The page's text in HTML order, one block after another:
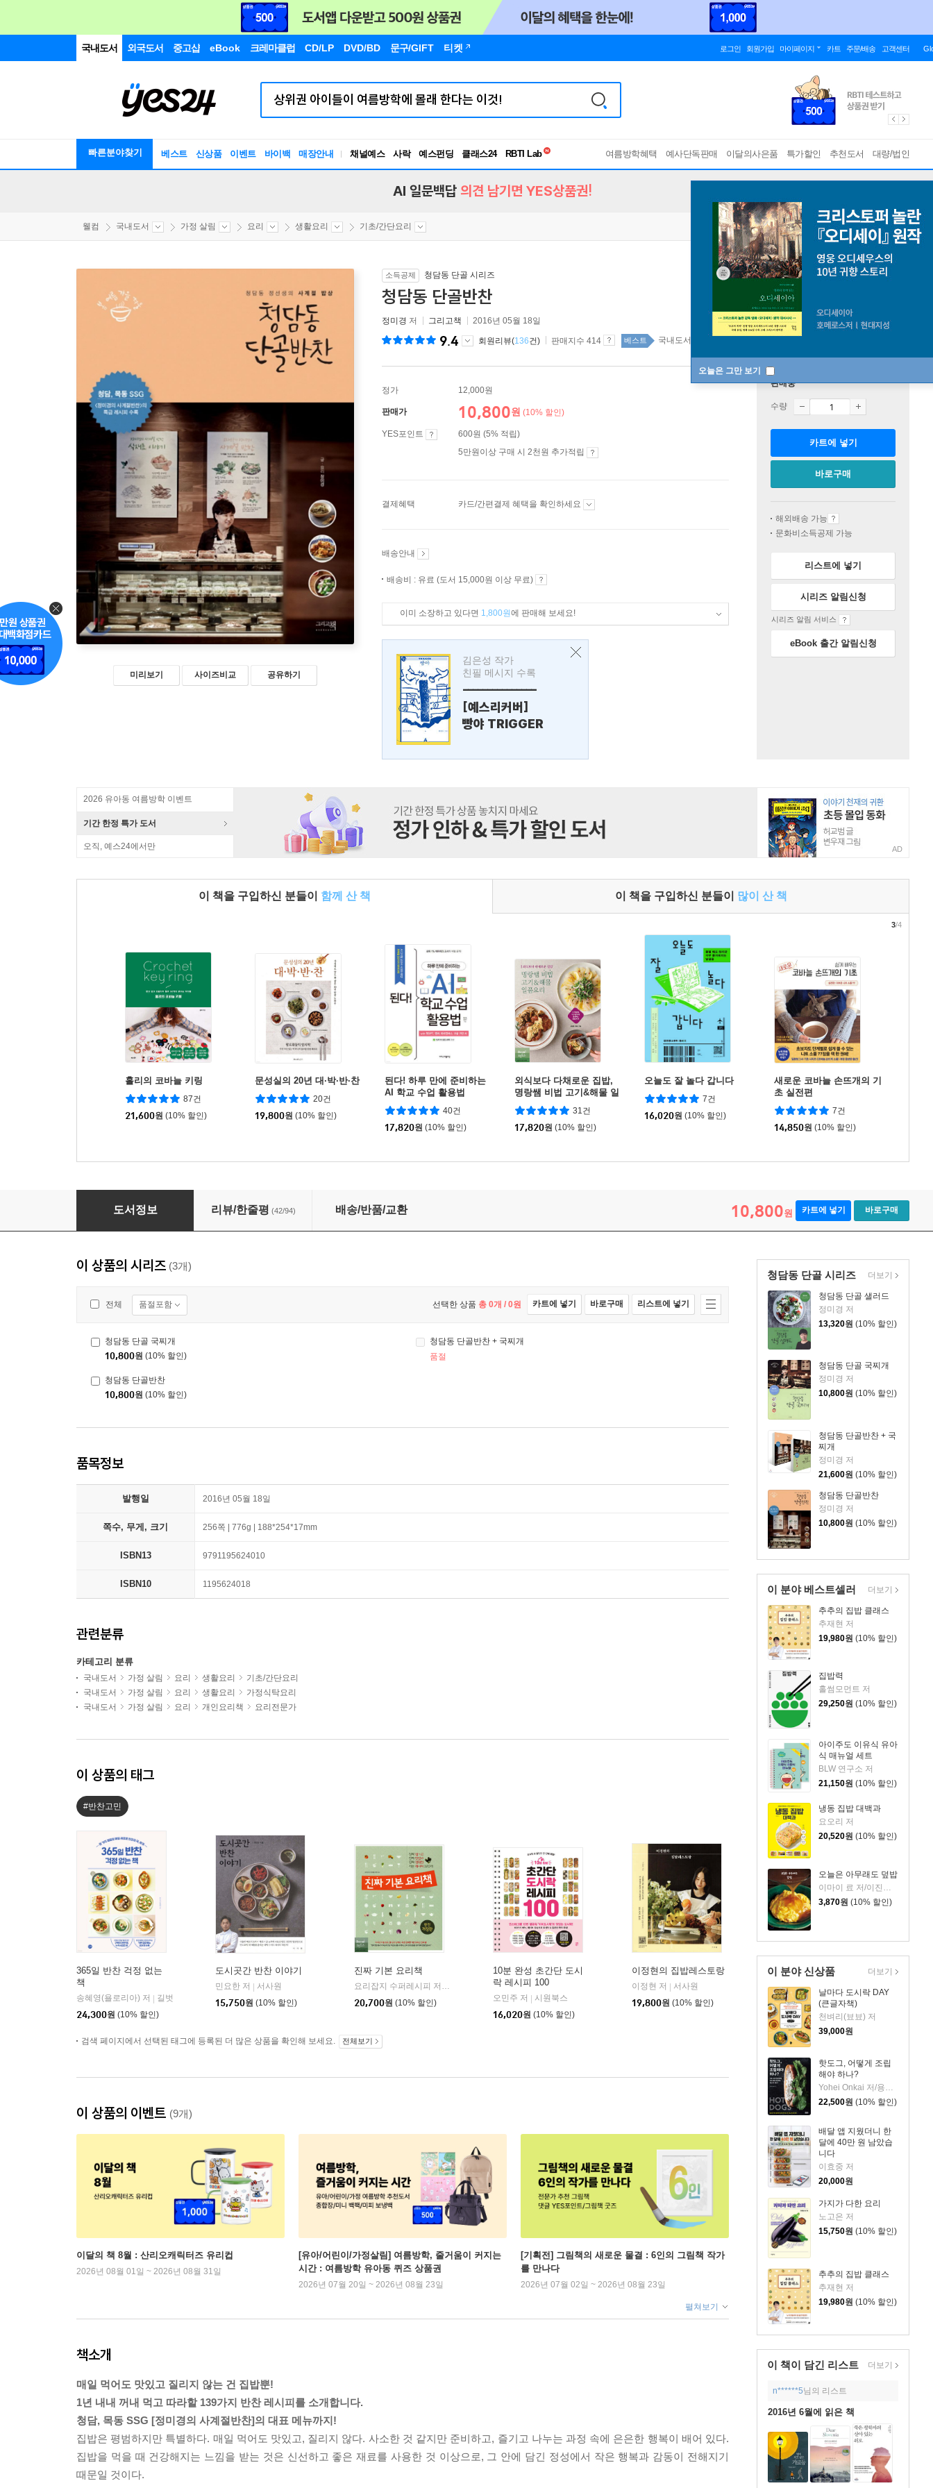
국내도서 외국도서 중고샵 eBook 크레마클럽 CD/LP DVD/BD 문구/GIFT 티켓 로그인 회원가입 마이페이지 카트 주문/배송 고객센터
빠른분야찾기 베스트 신상품 이벤트 바이백 매장안내 채널예스 사락 예스펀딩 클래스24
독서유형검사
여름방학혜택 예사단독판매 이달의사은품 특가할인 추천도서 대량/법인
오늘은 그만 보기
AI 일문백답 의견 남기면 YES상품권!
웰컴 국내도서 가정 살림 요리 생활요리 기초/간단요리
미리보기 사이즈비교 공유하기
소득공제 청담동 단골 시리즈
청담동 단골반찬
정미경 저 그리고책 2016년 05월 18일
9.4 회원리뷰(136건) 판매지수 414 베스트 국내도서 top100 1주
정가 12,000원
판매가 10,800원 (10% 할인)
YES포인트
600원 (5% 적립)
5만원이상 구매 시 2천원 추가적립
결제혜택 카드/간편결제 혜택을 확인하세요
배송안내
배송비 : 유료 (도서 15,000원 이상 무료)
이미 소장하고 있다면 1,800원에 판매해 보세요!
김은성 작가
친필 메시지 수록
---------------
[예스리커버]
빵야 TRIGGER
판매중
수량
카트에 넣기
바로구매
해외배송 가능
문화비소득공제 가능
리스트에 넣기
시리즈 알림신청
시리즈 알림 서비스
eBook 출간 알림신청
2026 유아동 여름방학 이벤트
기간 한정 특가 도서
오직, 예스24에서만 AD
이 책을 구입하신 분들이 함께 산 책 이 책을 구입하신 분들이 많이 산 책
홀리의 코바늘 키링
87건
21,600원 (10% 할인)
문성실의 20년 대·박·반·찬
20건
19,800원 (10% 할인)
된다! 하루 만에 준비하는
AI 학교 수업 활용법
40건
17,820원 (10% 할인)
외식보다 다채로운 집밥,
명랑쌤 비법 고기&해물 일
품요리
31건
17,820원 (10% 할인)
오늘도 잘 놀다 갑니다
7건
16,020원 (10% 할인)
새로운 코바늘 손뜨개의 기
초 실전편
7건
14,850원 (10% 할인)
3/4
청담동 단골반찬
도서정보 리뷰/한줄평 (42/94) 배송/반품/교환 10,800원 카트에 넣기 바로구매
청담동 단골 시리즈
청담동 단골 샐러드
정미경 저
13,320원 (10% 할인)
청담동 단골 국찌개
정미경 저
10,800원 (10% 할인)
청담동 단골반찬 + 국
찌개
정미경 저
21,600원 (10% 할인)
청담동 단골반찬
정미경 저
10,800원 (10% 할인)
더보기
이 분야 베스트셀러
추추의 집밥 클래스
추재현 저
19,980원 (10% 할인)
집밥력
홀썸모먼트 저
29,250원 (10% 할인)
아이주도 이유식 유아
식 매뉴얼 세트
BLW 연구소 저
21,150원 (10% 할인)
냉동 집밥 대백과
요오리 저
20,520원 (10% 할인)
오늘은 아무래도 덮밥
이마이 료 저/이진숙 역
3,870원 (10% 할인)
더보기
이 분야 신상품
날마다 도시락 DAY
(큰글자책)
천벼리(뵤뵤) 저
39,000원
핫도그, 어떻게 조립
해야 하나?
22,500원 (10% 할인)
배달 앱 지웠더니 한
달에 40만 원 남았습
니다
이효중 저
20,000원
가지가 다한 요리
노고은 저
15,750원 (10% 할인)
추추의 집밥 클래스
추재현 저
19,980원 (10% 할인)
더보기
이 책이 담긴 리스트 더보기
n******5님의 리스트
2016년 6월에 읽은 책
이 상품의 시리즈 (3개)
전체 품절포함 선택한 상품 총 0개 / 0원 카트에 넣기 바로구매 리스트에 넣기
청담동 단골 국찌개
10,800원 (10% 할인)
청담동 단골반찬 + 국찌개
품절
청담동 단골반찬
10,800원 (10% 할인)
품목정보
발행일 2016년 05월 18일
쪽수, 무게, 크기 256쪽 | 776g | 188*254*17mm
ISBN13 9791195624010
ISBN10 1195624018
관련분류
카테고리 분류
국내도서 가정 살림 요리 생활요리
기초/간단요리
국내도서
가정 살림 요리 생활요리
가정식탁요리
국내도서
가정 살림 요리 개인요리책 요리전문가
이 상품의 태그
#반찬고민
365일 반찬 걱정 없는
책
송혜영(욜로리아) 저
길벗
24,300원 (10% 할인)
도시곳간 반찬 이야기
민요한 저
서사원
15,750원 (10% 할인)
진짜 기본 요리책
요리잡지 수퍼레시피 저
| 레시피팩토리(단행)
20,700원 (10% 할인)
10분 완성 초간단 도시
락 레시피 100
오민주 저
시원북스
16,020원 (10% 할인)
이정현의 집밥레스토랑
이정현 저
서사원
19,800원 (10% 할인)
검색 페이지에서 선택된 태그에 등록된 더 많은 상품을 확인해 보세요. 전체보기
이 상품의 이벤트 (9개)
이달의 책 8월 : 산리오캐릭터즈 유리컵
2026년 08월 01일 ~ 2026년 08월 31일
[유아/어린이/가정살림] 여름방학, 줄거움이 커지는
시간 : 여름방학 유아동 퀴즈 상품권
2026년 07월 20일 ~ 2026년 08월 23일
[기획전] 그림책의 새로운 물결 : 6인의 그림책 작가
를 만나다
2026년 07월 02일 ~ 2026년 08월 23일
펼쳐보기
책소개
매일 먹어도 맛있고 질리지 않는 건 집밥뿐!
1년 내내 꺼내 먹고 따라할 139가지 반찬 레시피를 소개합니다.
청담, 목동 SSG [정미경의 사계절반찬]의 대표 메뉴까지!
집밥은 평범하지만 특별하다. 매일 먹어도 맛있고, 질리지 않다. 사소한 것 같지만 준비하고, 즐기고 나누는 과정 속에 은은한 행복이 배어 있다.
집밥을 먹을 때 건강해지는 느낌을 받는 것은 신선하고 좋은 재료를 사용한 것 이상으로, 그 안에 담긴 정성에서 작은 행복과 감동이 전해지기
때문일 것이다.